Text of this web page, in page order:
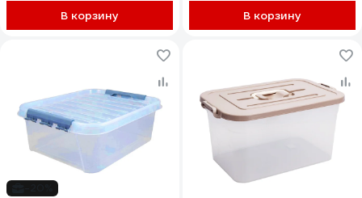
В корзину
437970000В корзину